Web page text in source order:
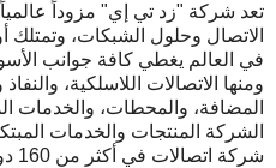
تعد شركة "زد تي إي" مزوداً عالمياً
الاتصال وحلول الشبكات،
في العالم يغطي كافة جوانب
ومنها الاتصالات اللاسلكية،
المضافة، والمحطات، والخدمات